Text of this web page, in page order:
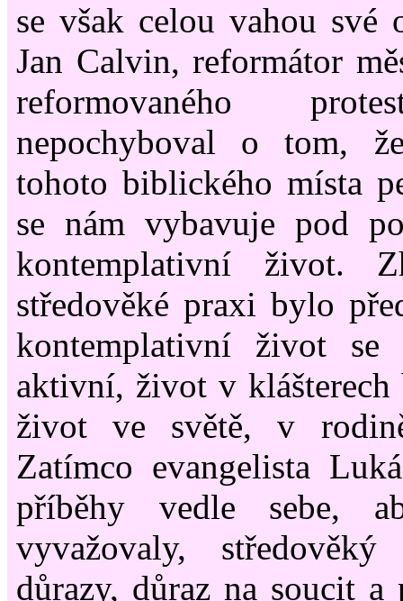
se však celou vahou své
Jan Calvin, reformátor
reformovaného
nepochyboval o tom,
tohoto biblického místa
se nám vybavuje pod
kontemplativní život.
středověké praxi bylo
kontemplativní život
aktivní, život v klášterech
život ve světě, v
Zatímco evangelista
příběhy vedle sebe,
vyvažovaly,
důrazy, důraz na soucit a